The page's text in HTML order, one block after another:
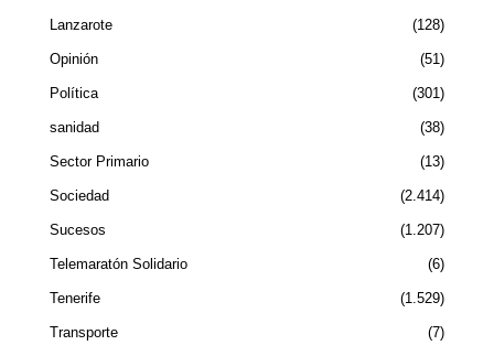
Lanzarote 128
Opinión 51
Política 301
sanidad 38
Sector Primario 13
Sociedad 2.414
Sucesos 1.207
Telemaratón Solidario 6
Tenerife 1.529
Transporte 7